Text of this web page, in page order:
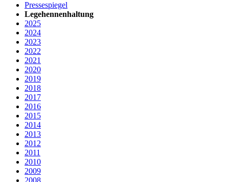
Pressespiegel
Legehennenhaltung
2025
2024
2023
2022
2021
2020
2019
2018
2017
2016
2015
2014
2013
2012
2011
2010
2009